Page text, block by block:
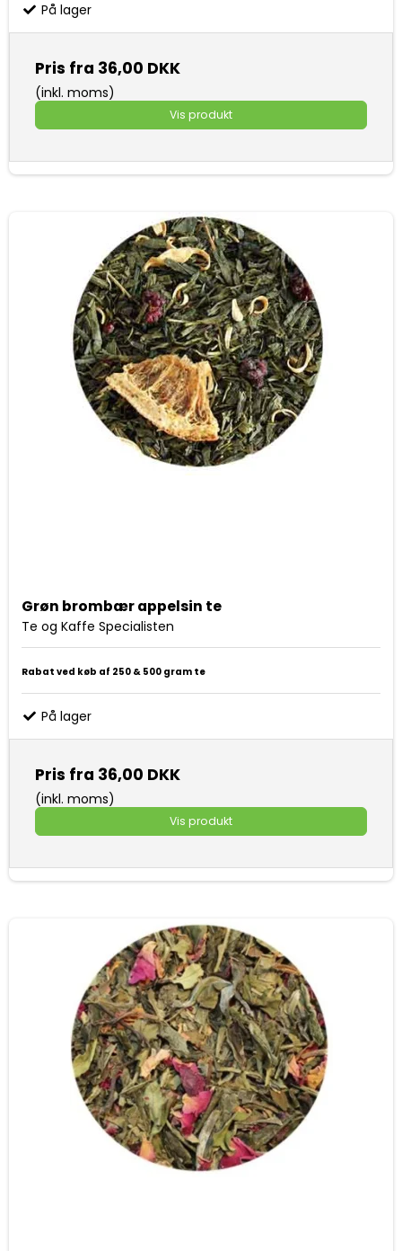
På lager
Pris fra 36,00 DKK
(inkl. moms)
Vis produkt
Grøn brombær appelsin te
Te og Kaffe Specialisten
Rabat ved køb af 250 & 500 gram te
På lager
Pris fra 36,00 DKK
(inkl. moms)
Vis produkt